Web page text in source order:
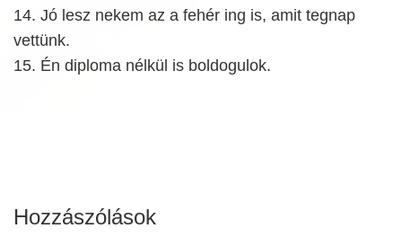
14. Jó lesz nekem az a fehér ing is, amit tegnap
vettünk.
15. Én diploma nélkül is boldogulok.
Hozzászólások